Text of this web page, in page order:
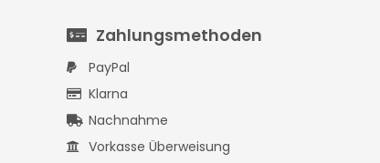
Zahlungsmethoden
PayPal
Klarna
Nachnahme
Vorkasse Überweisung